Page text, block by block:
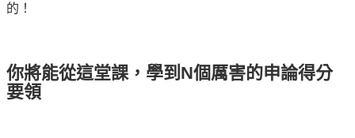
的！
你將能從這堂課，學到N個厲害的申論得分
要領